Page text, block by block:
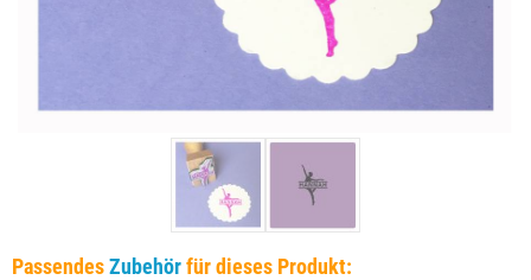
PassendesZubehörfür dieses Produkt: